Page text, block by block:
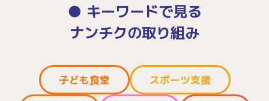
キーワードで見る
ナンチクの取り組み
子ども食堂 スポーツ支援